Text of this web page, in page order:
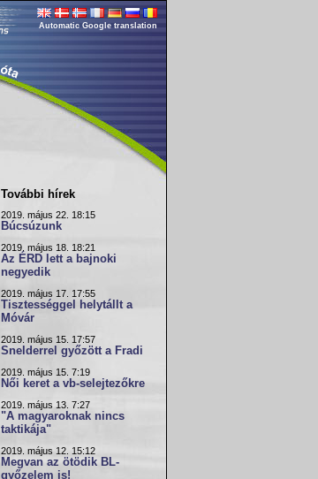
Automatic Google translation
További hírek
2019. május 22. 18:15
Búcsúzunk
2019. május 18. 18:21
Az ÉRD lett a bajnoki
negyedik
2019. május 17. 17:55
Tisztességgel helytállt a
Móvár
2019. május 15. 17:57
Snelderrel győzött a Fradi
2019. május 15. 7:19
Női keret a vb-selejtezőkre
2019. május 13. 7:27
"A magyaroknak nincs
taktikája"
2019. május 12. 15:12
Megvan az ötödik BL-
győzelem is!